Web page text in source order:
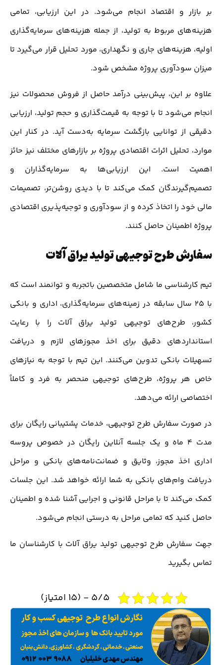
بر بازار و اقتصاد انجام می‌شود. در این ارزیابی، تمامی
هزینه‌های مربوط به تولید، از جمله هزینه‌های سرمایه‌گذاری
اولیه، هزینه‌های جاری و نگهداری، مورد تحلیل قرار می‌گیرد تا
میزان سودآوری پروژه مشخص شود.
علاوه بر این، پیش‌بینی درآمد حاصل از فروش محصولات نیز
انجام می‌شود تا با توجه به قیمت‌گذاری و حجم تولید، ارزیابی
دقیقی از توانایی بازگشت سرمایه به‌دست آید. در کنار این
موارد، تحلیل اثرات اقتصادی پروژه بر بازارهای مختلف نیز حائز
اهمیت است. این ارزیابی‌ها به سرمایه‌گذاران و
تصمیم‌گیرندگان کمک می‌کند تا با دیدی روشن‌تر، تصمیمات
مالی خود را اتخاذ کرده و از سودآوری و توجیه‌پذیری اقتصادی
پروژه اطمینان حاصل کنند.
سفارش طرح توجیهی تولید یراق آلات
تیم کارشناسی ما شامل متخصصین باتجربه و توانمند است که
با 25 سال سابقه در زمینه‌های سرمایه‌گذاری، اداری و بانکی
کشور، طرح‌های توجیهی تولید یراق آلات را با رعایت
استانداردهای دقیق برای اخذ مجوزهای لازم و دریافت
تسهیلات بانکی تدوین می‌کنند. این تیم با توجه به نیازهای
خاص هر پروژه، طرح‌های توجیهی منحصر به فرد و کاملاً
اختصاصی ارائه می‌دهد.
در صورت سفارش طرح توجیهی، خدمات پشتیبانی رایگان برای
مدت 4 ماه و یک جلسه آنلاین رایگان در خصوص پروسه
اداری اخذ مجوز، وثایق و ضمانت‌نامه‌های بانکی و مراحل
دریافت وام‌های بانکی به شما ارائه خواهد شد. این جلسات
کمک می‌کند تا با مراحل قانونی و اجرایی آشنا شده و اطمینان
حاصل کنید که تمامی مراحل به درستی انجام می‌شود.
جهت سفارش طرح توجیهی تولید یراق آلات با کارشناسان ما
تماس بگیرید
5/5 - (15 امتیاز)